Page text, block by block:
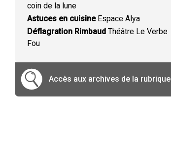
coin de la lune
Astuces en cuisineEspace Alya
Déflagration Rimbaud Théâtre Le Verbe
Fou
Accès aux archives de la rubrique